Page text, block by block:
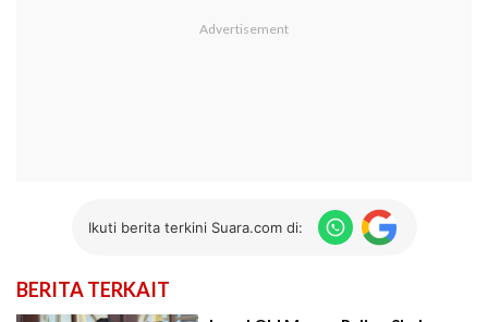
Ikuti berita terkini Suara.com di:
BERITA TERKAIT